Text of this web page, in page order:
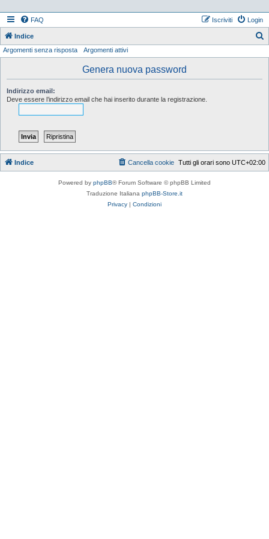
FAQ Login
Iscriviti
Indice
Argomenti senza risposta Argomenti attivi
Genera nuova password
Indirizzo email:
Deve essere l’indirizzo email che hai inserito durante la registrazione.
Indice Tutti gli orari sono UTC+02:00
Cancella cookie
Powered by phpBB® Forum Software © phpBB Limited
Traduzione Italiana phpBB-Store.it
Privacy | Condizioni